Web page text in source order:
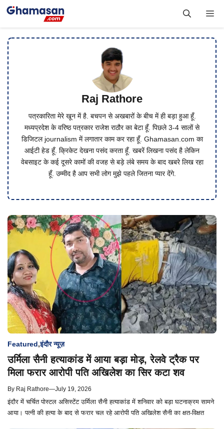
Skip
Raj Rathore
पत्रकारिता मेरे खून में है. बचपन से अखबारों के बीच में ही बड़ा हुआ हूँ.
मध्यप्रदेश के वरिष्ठ पत्रकार राजेश राठौर का बेटा हूँ. पिछले 3-4 सालों से
डिजिटल journalism में लगातार काम कर रहा हूँ. Ghamasan.com का
आईटी हेड हूँ. क्रिकेट देखना पसंद करता हूँ. खबरें लिखना पसंद है लेकिन
वेबसाइट के कई दूसरे कामों की वजह से बड़े लंबे समय के बाद खबरे लिख रहा
हूँ. उम्मीद है आप सभी लोग मुझे पहले जितना प्यार देंगे.
Featured,इंदौर न्यूज़
उर्मिला सैनी हत्याकांड में आया बड़ा मोड़, रेलवे ट्रैक पर
मिला फरार आरोपी पति अखिलेश का सिर कटा शव
By Raj Rathore—July 19, 2026
इंदौर में चर्चित पोस्टल असिस्टेंट उर्मिला सैनी हत्याकांड में शनिवार को बड़ा घटनाक्रम सामने
आया। पत्नी की हत्या के बाद से फरार चल रहे आरोपी पति अखिलेश सैनी का क्षत-विक्षत